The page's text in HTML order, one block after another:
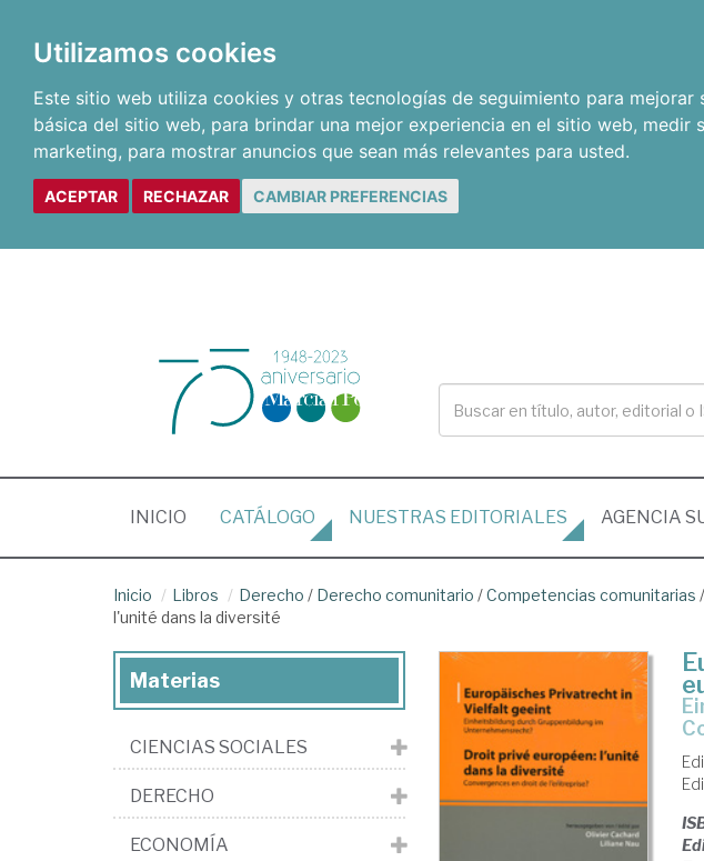
Utilizamos cookies
Este sitio web utiliza cookies y otras tecnologías de seguimiento para mejorar
básica del sitio web, para brindar una mejor experiencia en el sitio web, medir
marketing, para mostrar anuncios que sean más relevantes para usted.
ACEPTAR RECHAZAR CAMBIAR PREFERENCIAS
INICIO (CURRENT)
CATÁLOGO NUESTRAS EDITORIALES AGENCIA
Inicio Libros Derecho / Derecho comunitario /Competencias comunitarias /
l'unité dans la diversité
Einheitsbildung durch Gruppenbildung im Unternehmensrecht? =
Materias
CIENCIAS SOCIALES
DERECHO
ECONOMÍA